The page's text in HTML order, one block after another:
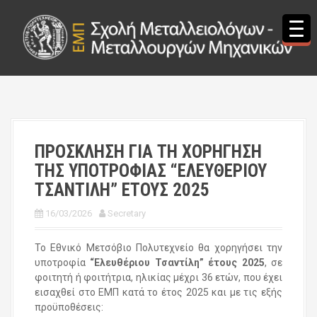
ΠΡΟΣΚΛΗΣΗ ΓΙΑ ΤΗ ΧΟΡΗΓΗΣΗ
ΤΗΣ ΥΠΟΤΡΟΦΙΑΣ “ΕΛΕΥΘΕΡΙΟΥ
ΤΣΑΝΤΙΛΗ” ΕΤΟΥΣ 2025
16/03/2026 Secretary
Το Εθνικό Μετσόβιο Πολυτεχνείο θα χορηγήσει την
υποτροφία “Ελευθέριου Τσαντίλη” έτους 2025, σε
φοιτητή ή φοιτήτρια, ηλικίας μέχρι 36 ετών, που έχει
εισαχθεί στο ΕΜΠ κατά το έτος 2025 και με τις εξής
προϋποθέσεις: